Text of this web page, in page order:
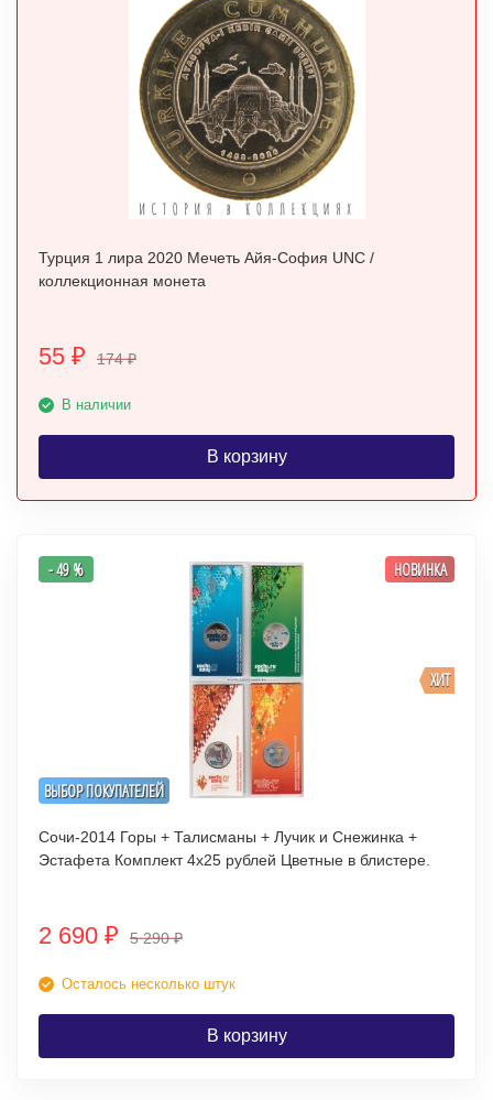
Турция 1 лира 2020 Мечеть Айя-София UNC /
коллекционная монета
55 ₽ 174₽
В наличии
В корзину
ВЫБОР ПОКУПАТЕЛЕЙ
ХИТ
- 49 % НОВИНКА
Сочи-2014 Горы + Талисманы + Лучик и Снежинка +
Эстафета Комплект 4х25 рублей Цветные в блистере.
2 690 ₽ 5 290₽
Осталось несколько штук
В корзину